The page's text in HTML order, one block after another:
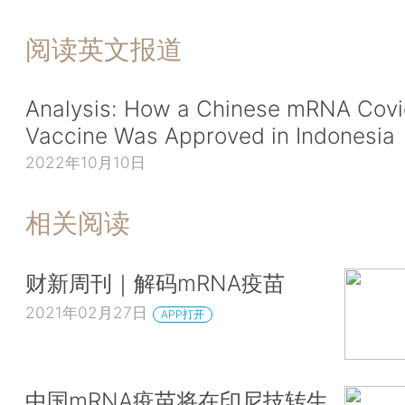
阅读英文报道
Analysis: How a Chinese mRNA
Vaccine Was Approved in Indonesia
2022年10月10日
相关阅读
财新周刊｜解码mRNA疫苗
2021年02月27日 APP打开